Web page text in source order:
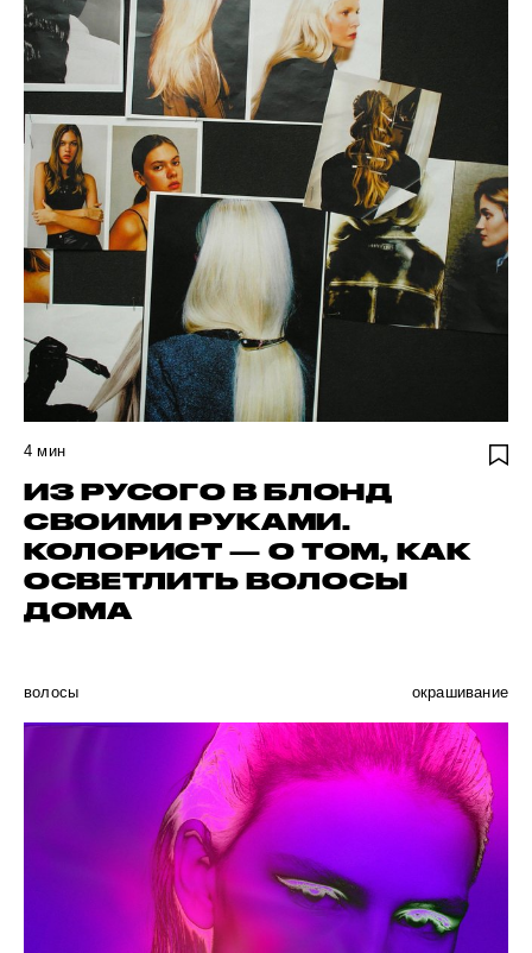
4 мин
ИЗ РУСОГО В БЛОНД
СВОИМИ РУКАМИ.
КОЛОРИСТ — О ТОМ, КАК
ОСВЕТЛИТЬ ВОЛОСЫ
ДОМА
волосы окрашивание